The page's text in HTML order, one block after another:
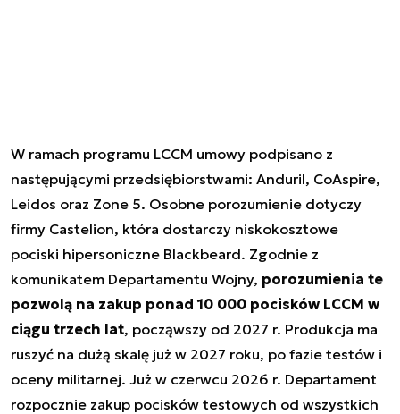
W ramach programu LCCM umowy podpisano z
następującymi przedsiębiorstwami: Anduril, CoAspire,
Leidos oraz Zone 5. Osobne porozumienie dotyczy
firmy Castelion, która dostarczy niskokosztowe
pociski hipersoniczne Blackbeard. Zgodnie z
komunikatem Departamentu Wojny, porozumienia te
pozwolą na zakup ponad 10 000 pocisków LCCM w
ciągu trzech lat, począwszy od 2027 r. Produkcja ma
ruszyć na dużą skalę już w 2027 roku, po fazie testów i
oceny militarnej. Już w czerwcu 2026 r. Departament
rozpocznie zakup pocisków testowych od wszystkich